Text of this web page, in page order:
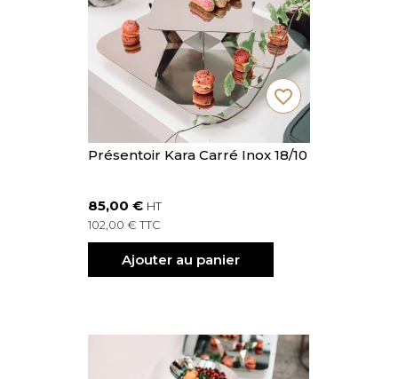
Présentoir Kara Carré Inox 18/10
85,00 € HT
102,00 € TTC
Ajouter au panier
favorite_border